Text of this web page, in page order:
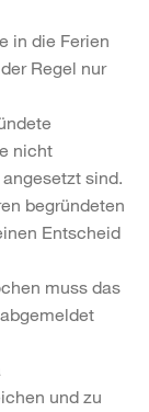
in die Ferien
Regel nur
nicht
sind.
begründeten
Entscheid
muss das
und zu